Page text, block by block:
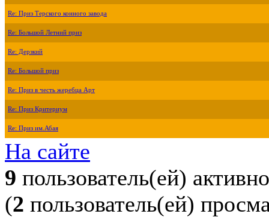
Re: Приз Терского конного завода
Re: Большой Летний приз
Re: Дерзкий
Re: Большой приз
Re: Приз в честь жеребца Арт
Re: Приз Критериум
Re: Приз им.Абая
На сайте
9 пользователь(ей) активно
(2 пользователь(ей)